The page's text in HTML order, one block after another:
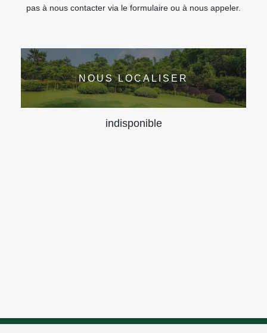
pas à nous contacter via le formulaire ou à nous appeler.
NOUS LOCALISER
indisponible